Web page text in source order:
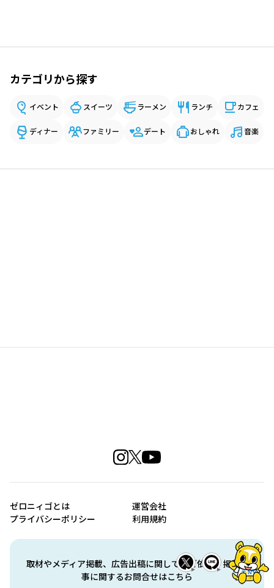
カテゴリから探す
イベント スイーツ ラーメン ランチ カフェ
ディナー ファミリー デート おしゃれ 音楽
取材やメディア掲載、広告出稿に関してのご依頼、掲載記
事に関するお問合せはこちら
ゼロニィゴとは
運営会社
プライバシーポリシー
利用規約